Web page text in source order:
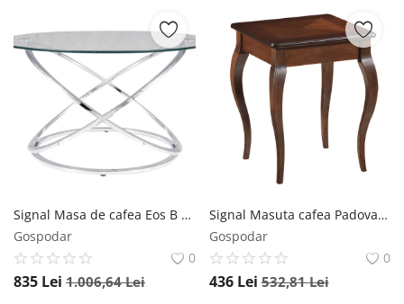
Signal Masa de cafea Eos B transparent/crom – d80 x h46 cm
Gospodar
0
835 Lei 1.006,64Lei
Signal Masuta cafea Padova C nuc inchis - L45 x l45 x h55 cm
Gospodar
0
436 Lei 532,81Lei